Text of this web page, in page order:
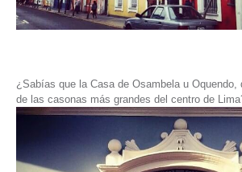
¿Sabías que la Casa de Osambela u Oquendo,
de las casonas más grandes del centro de